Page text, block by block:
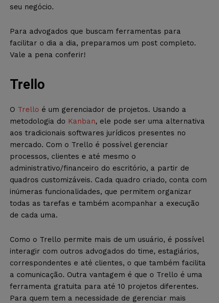
seu negócio.
Para advogados que buscam ferramentas para
facilitar o dia a dia, preparamos um post completo.
Vale a pena conferir!
Trello
O Trello é um gerenciador de projetos. Usando a
metodologia do Kanban, ele pode ser uma alternativa
aos tradicionais softwares jurídicos presentes no
mercado. Com o Trello é possível gerenciar
processos, clientes e até mesmo o
administrativo/financeiro do escritório, a partir de
quadros customizáveis. Cada quadro criado, conta com
inúmeras funcionalidades, que permitem organizar
todas as tarefas e também acompanhar a execução
de cada uma.
Como o Trello permite mais de um usuário, é possível
interagir com outros advogados do time, estagiários,
correspondentes e até clientes, o que também facilita
a comunicação. Outra vantagem é que o Trello é uma
ferramenta gratuita para até 10 projetos diferentes.
Para quem tem a necessidade de gerenciar mais